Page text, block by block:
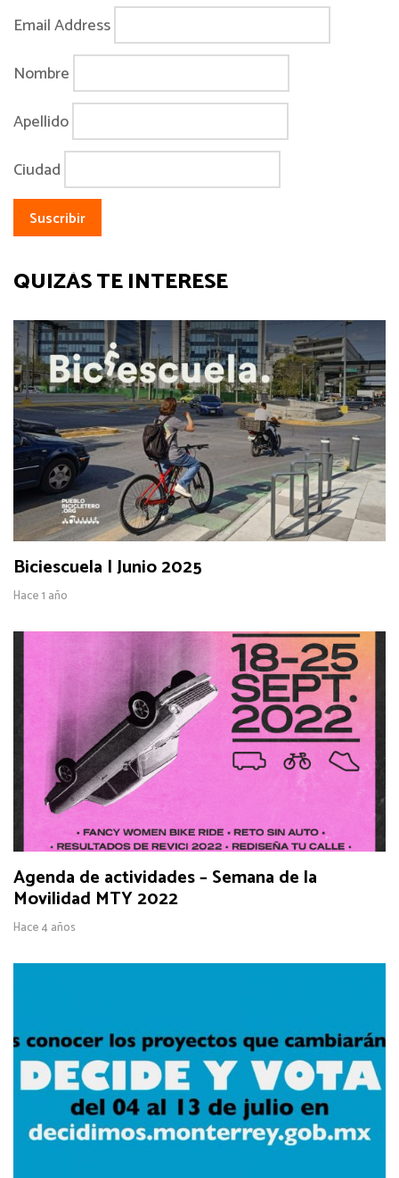
Email Address
Nombre
Apellido
Ciudad
QUIZÁS TE INTERESE
Biciescuela | Junio 2025
Hace 1 año
Agenda de actividades – Semana de la
Movilidad MTY 2022
Hace 4 años